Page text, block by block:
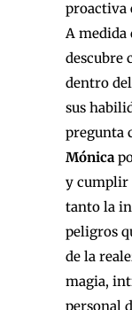
proactiva
A medida
descubre
dentro
sus
pregunta
Mónica
y cumplir
tanto la
peligros
de la
magia,
personal